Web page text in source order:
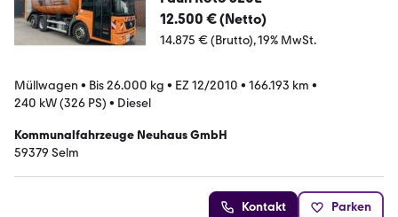
12.500 € (Netto)
14.875 € (Brutto) 19% MwSt.
Müllwagen • Bis 26.000 kg • EZ 12/2010 • 166.193 km •
240 kW (326 PS) • Diesel
Kommunalfahrzeuge Neuhaus GmbH
59379 Selm
Kontakt Parken